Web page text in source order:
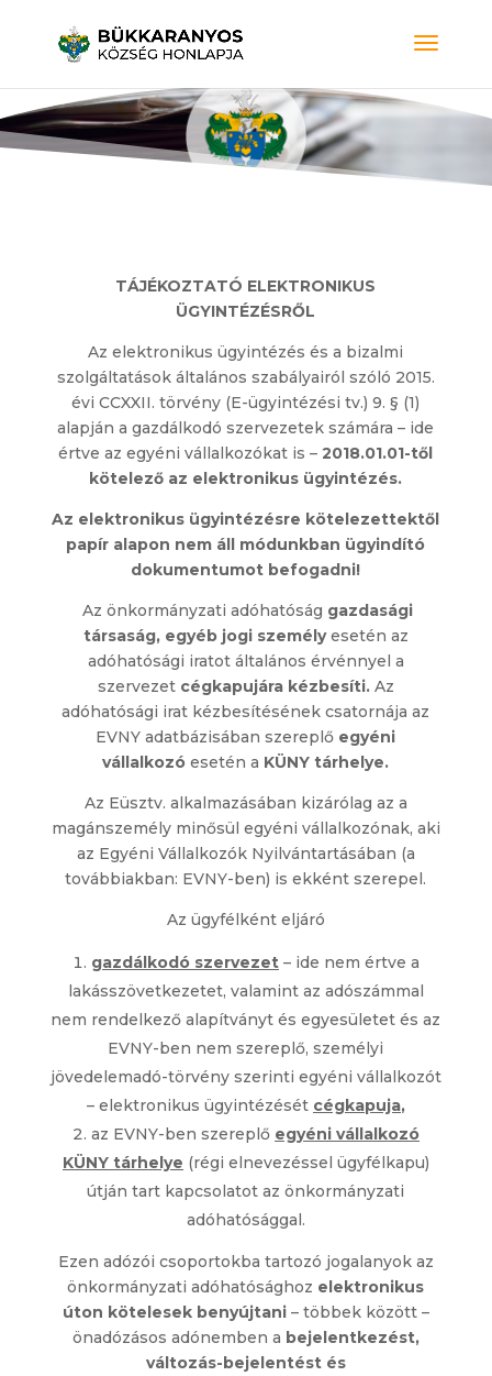
TÁJÉKOZTATÓ ELEKTRONIKUS
ÜGYINTÉZÉSRŐL
Az elektronikus ügyintézés és a bizalmi
szolgáltatások általános szabályairól szóló 2015.
évi CCXXII. törvény (E-ügyintézési tv.) 9. § (1)
alapján a gazdálkodó szervezetek számára – ide
értve az egyéni vállalkozókat is – 2018.01.01-től
kötelező az elektronikus ügyintézés.
Az elektronikus ügyintézésre kötelezettektől
papír alapon nem áll módunkban ügyindító
dokumentumot befogadni!
Az önkormányzati adóhatóság gazdasági
társaság, egyéb jogi személy esetén az
adóhatósági iratot általános érvénnyel a
szervezet cégkapujára kézbesíti. Az
adóhatósági irat kézbesítésének csatornája az
EVNY adatbázisában szereplő egyéni
vállalkozó esetén a KÜNY tárhelye.
Az Eüsztv. alkalmazásában kizárólag az a
magánszemély minősül egyéni vállalkozónak, aki
az Egyéni Vállalkozók Nyilvántartásában (a
továbbiakban: EVNY-ben) is ekként szerepel.
Az ügyfélként eljáró
gazdálkodó szervezet – ide nem értve a
lakásszövetkezetet, valamint az adószámmal
nem rendelkező alapítványt és egyesületet és az
EVNY-ben nem szereplő, személyi
jövedelemadó-törvény szerinti egyéni vállalkozót
– elektronikus ügyintézését cégkapuja,
az EVNY-ben szereplő egyéni vállalkozó
KÜNY tárhelye (régi elnevezéssel ügyfélkapu)
útján tart kapcsolatot az önkormányzati
adóhatósággal.
Ezen adózói csoportokba tartozó jogalanyok az
önkormányzati adóhatósághoz elektronikus
úton kötelesek benyújtani – többek között –
önadózásos adónemben a bejelentkezést,
változás-bejelentést és